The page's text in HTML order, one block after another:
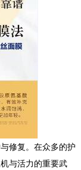
修复。在众多的护
与活力的重要武